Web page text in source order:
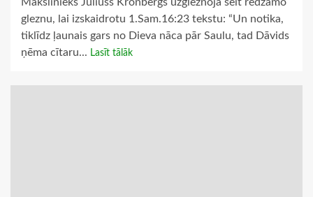
gleznu, lai izskaidrotu 1.Sam.16:23 tekstu: “Un notika,
tiklīdz ļaunais gars no Dieva nāca pār Saulu, tad Dāvids
ņēma cītaru... Lasīt tālāk